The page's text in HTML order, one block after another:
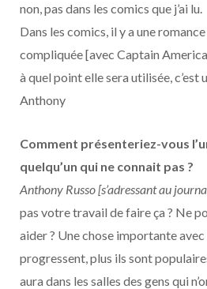
non, pas dans les comics que j’ai lu.
Dans les comics, il y a une
compliquée [avec Captain
à quel point elle sera utilisée, c’est
Anthony
Comment présenteriez-vous
quelqu’un qui ne connait pas ?
Anthony Russo [s’adressant au
pas votre travail de faire ça ? Ne
aider ? Une chose importante
progressent, plus ils sont
aura dans les salles des gens qui